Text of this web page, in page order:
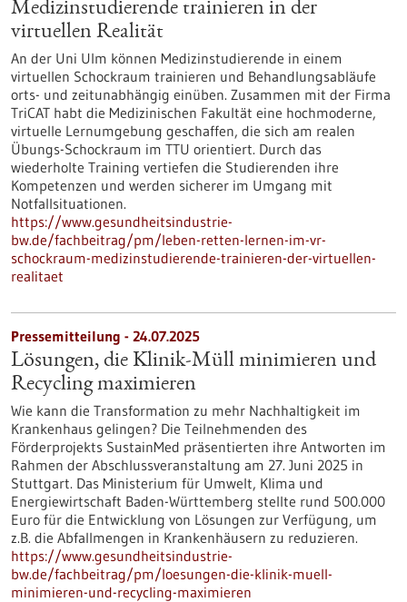
Medizinstudierende trainieren in der
virtuellen Realität
An der Uni Ulm können Medizinstudierende in einem
virtuellen Schockraum trainieren und Behandlungsabläufe
orts- und zeitunabhängig einüben. Zusammen mit der Firma
TriCAT habt die Medizinischen Fakultät eine hochmoderne,
virtuelle Lernumgebung geschaffen, die sich am realen
Übungs-Schockraum im TTU orientiert. Durch das
wiederholte Training vertiefen die Studierenden ihre
Kompetenzen und werden sicherer im Umgang mit
Notfallsituationen.
https://www.gesundheitsindustrie-
bw.de/fachbeitrag/pm/leben-retten-lernen-im-vr-
schockraum-medizinstudierende-trainieren-der-virtuellen-
realitaet
Pressemitteilung - 24.07.2025
Lösungen, die Klinik-Müll minimieren und
Recycling maximieren
Wie kann die Transformation zu mehr Nachhaltigkeit im
Krankenhaus gelingen? Die Teilnehmenden des
Förderprojekts SustainMed präsentierten ihre Antworten im
Rahmen der Abschlussveranstaltung am 27. Juni 2025 in
Stuttgart. Das Ministerium für Umwelt, Klima und
Energiewirtschaft Baden-Württemberg stellte rund 500.000
Euro für die Entwicklung von Lösungen zur Verfügung, um
z.B. die Abfallmengen in Krankenhäusern zu reduzieren.
https://www.gesundheitsindustrie-
bw.de/fachbeitrag/pm/loesungen-die-klinik-muell-
minimieren-und-recycling-maximieren